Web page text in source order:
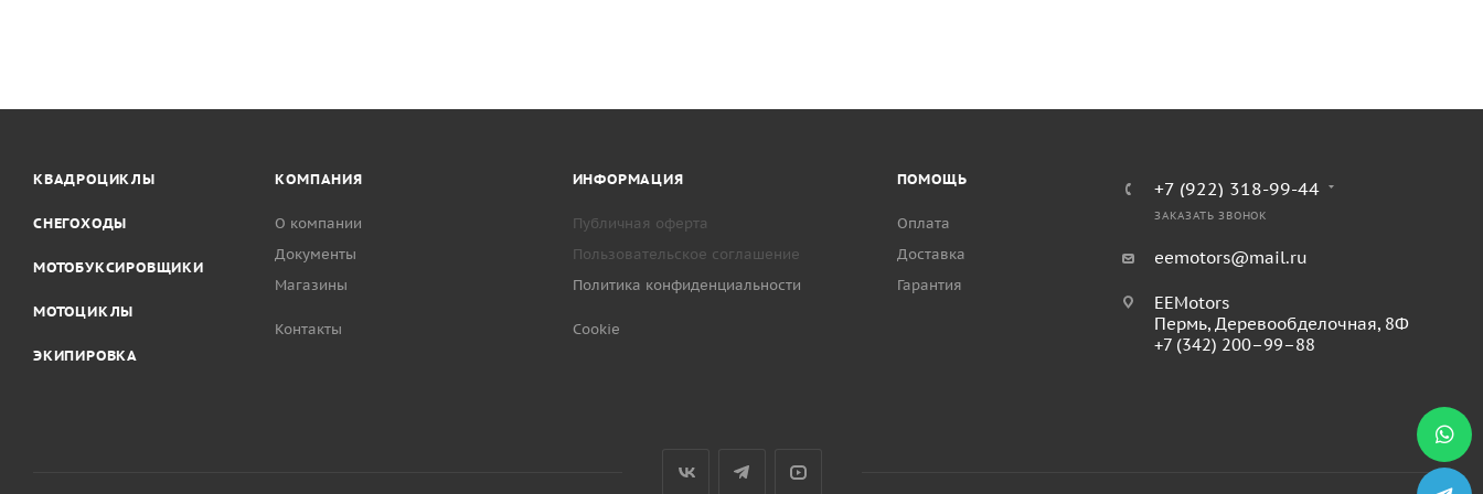
КВАДРОЦИКЛЫ
СНЕГОХОДЫ
МОТОБУКСИРОВЩИКИ
МОТОЦИКЛЫ
ЭКИПИРОВКА
КОМПАНИЯ
О компании
Документы
Магазины
Контакты
ИНФОРМАЦИЯ
Публичная оферта
Пользовательское соглашение
Политика конфиденциальности
Cookie
ПОМОЩЬ
Оплата
Доставка
Гарантия
+7 (922) 318-99-44
ЗАКАЗАТЬ ЗВОНОК
eemotors@mail.ru
EEMotors
Пермь, Деревообделочная, 8Ф
+7 (342) 200–99–88